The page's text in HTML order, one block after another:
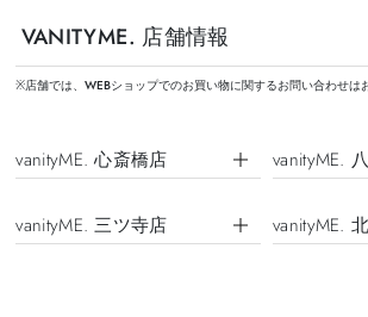
VANITYME. 店舗情報
※店舗では、WEBショップでのお買い物に関するお問い合わせは
vanityME. 心斎橋店 vanityME.
vanityME. 三ツ寺店 vanityME.